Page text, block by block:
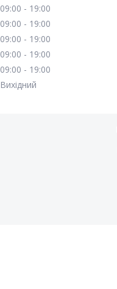
09:00
19:00
09:00
19:00
09:00
19:00
09:00
19:00
09:00
19:00
Вихідний